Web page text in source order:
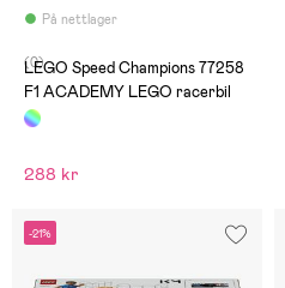
På nettlager
(0)
LEGO Speed Champions 77258
F1 ACADEMY LEGO racerbil
288 kr
-21%